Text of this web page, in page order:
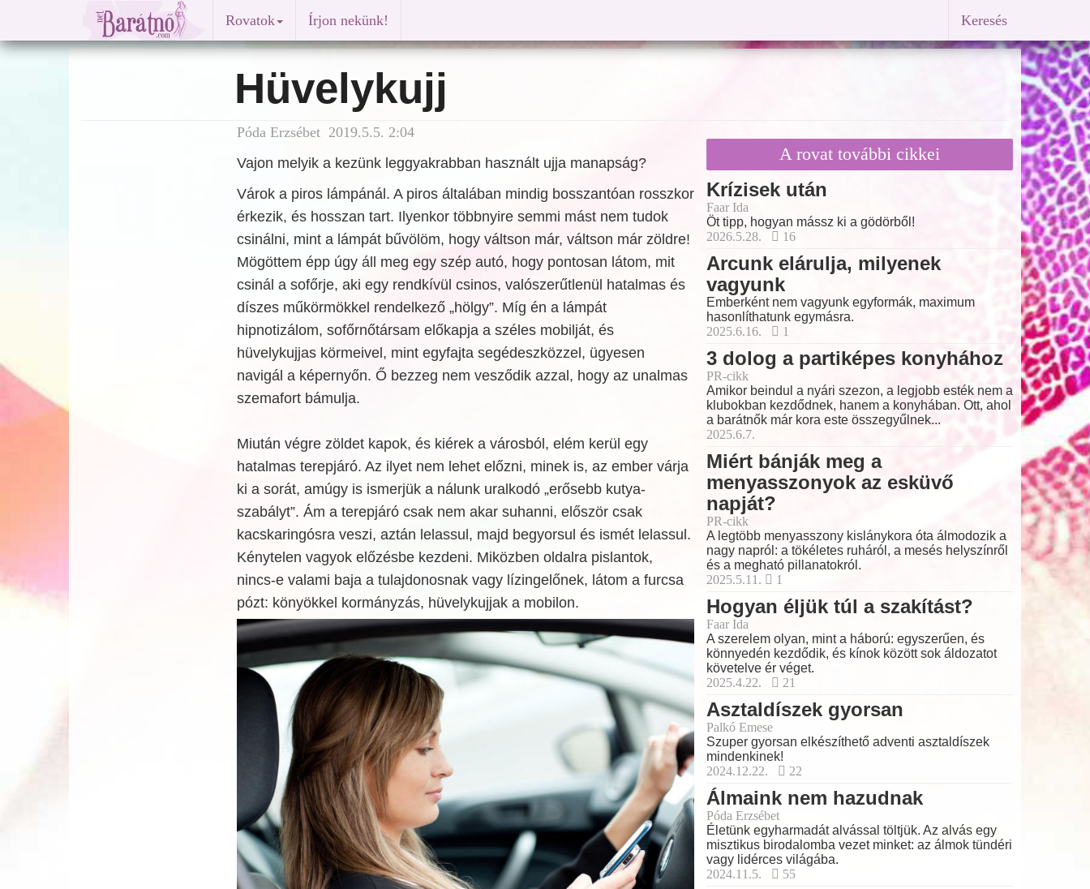
Rovatok Írjon nekünk! Keresés
Hüvelykujj
Póda Erzsébet 2019.5.5. 2:04
Vajon melyik a kezünk leggyakrabban használt ujja manapság?
Várok a piros lámpánál. A piros általában mindig bosszantóan rosszkor
érkezik, és hosszan tart. Ilyenkor többnyire semmi mást nem tudok
csinálni, mint a lámpát bűvölöm, hogy váltson már, váltson már zöldre!
Mögöttem épp úgy áll meg egy szép autó, hogy pontosan látom, mit
csinál a sofőrje, aki egy rendkívül csinos, valószerűtlenül hatalmas és
díszes műkörmökkel rendelkező „hölgy”. Míg én a lámpát
hipnotizálom, sofőrnőtársam előkapja a széles mobilját, és
hüvelykujjas körmeivel, mint egyfajta segédeszközzel, ügyesen
navigál a képernyőn. Ő bezzeg nem vesződik azzal, hogy az unalmas
szemafort bámulja.
Miután végre zöldet kapok, és kiérek a városból, elém kerül egy
hatalmas terepjáró. Az ilyet nem lehet előzni, minek is, az ember várja
ki a sorát, amúgy is ismerjük a nálunk uralkodó „erősebb kutya-
szabályt”. Ám a terepjáró csak nem akar suhanni, először csak
kacskaringósra veszi, aztán lelassul, majd begyorsul és ismét lelassul.
Kénytelen vagyok előzésbe kezdeni. Miközben oldalra pislantok,
nincs-e valami baja a tulajdonosnak vagy lízingelőnek, látom a furcsa
pózt: könyökkel kormányzás, hüvelykujjak a mobilon.
A rovat további cikkei
Krízisek után
Faar Ida
Öt tipp, hogyan mássz ki a gödörből!
2026.5.28.
16
Arcunk elárulja, milyenek
vagyunk
Emberként nem vagyunk egyformák, maximum
hasonlíthatunk egymásra.
2025.6.16.
1
3 dolog a partiképes konyhához
PR-cikk
Amikor beindul a nyári szezon, a legjobb esték nem a
klubokban kezdődnek, hanem a konyhában. Ott, ahol
a barátnők már kora este összegyűlnek...
2025.6.7.
Miért bánják meg a
menyasszonyok az esküvő
napját?
PR-cikk
A legtöbb menyasszony kislánykora óta álmodozik a
nagy napról: a tökéletes ruháról, a mesés helyszínről
és a megható pillanatokról.
2025.5.11.
1
Hogyan éljük túl a szakítást?
Faar Ida
A szerelem olyan, mint a háború: egyszerűen, és
könnyedén kezdődik, és kínok között sok áldozatot
követelve ér véget.
2025.4.22.
21
Asztaldíszek gyorsan
Palkó Emese
Szuper gyorsan elkészíthető adventi asztaldíszek
mindenkinek!
2024.12.22.
22
Álmaink nem hazudnak
Póda Erzsébet
Életünk egyharmadát alvással töltjük. Az alvás egy
misztikus birodalomba vezet minket: az álmok tündéri
vagy lidérces világába.
2024.11.5.
55